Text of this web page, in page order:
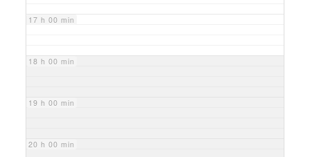
17 h 00 min
18 h 00 min
19 h 00 min
20 h 00 min